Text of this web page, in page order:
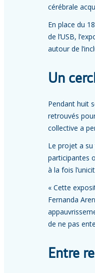
cérébrale
En place du
de l’USB,
autour de
Un
Pendant huit
retrouvés
collective a
Le projet a
participantes
à la fois
« Cette
Fernanda
de ne pas
Entre